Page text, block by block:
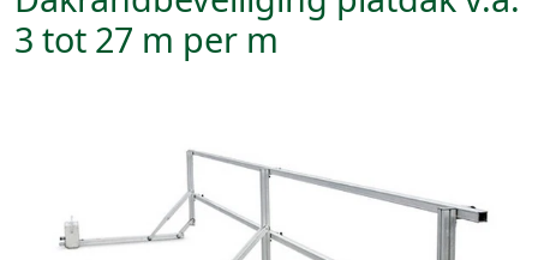
3 tot 27 m per m